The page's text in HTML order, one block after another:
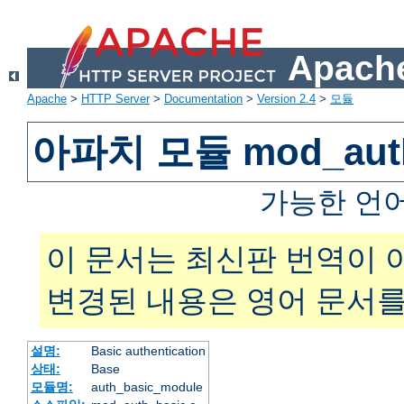
Apache > HTTP Server> Documentation > Version 2.4 > 모듈
아파치 모듈
가능한 언
이 문서는 최신판 번역이
변경된 내용은 영어 문서
설명:
Basic authentication
상태:
Base
모듈명:
auth_basic_module